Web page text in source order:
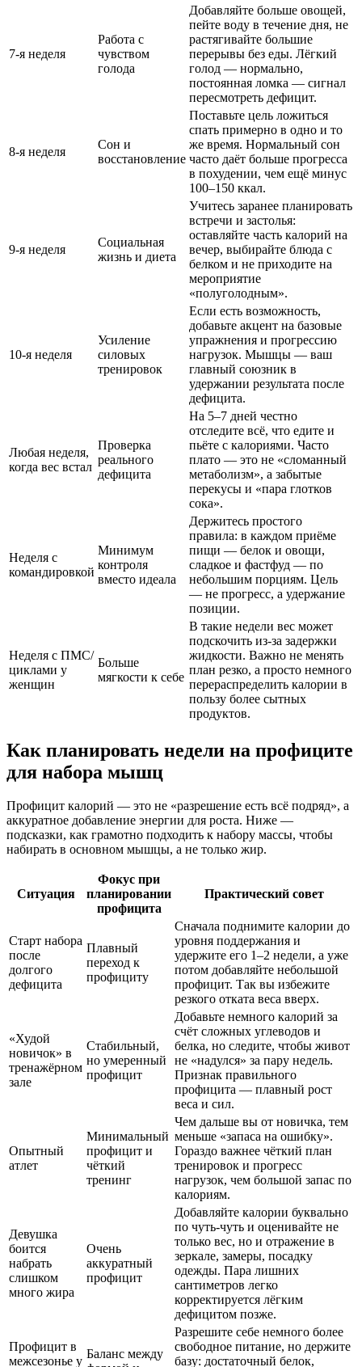
7-я неделя
Работа с
чувством
голода
Добавляйте больше овощей,
пейте воду в течение дня, не
растягивайте большие
перерывы без еды. Лёгкий
голод — нормально,
постоянная ломка — сигнал
пересмотреть дефицит.
8-я неделя
Сон и
восстановление
Поставьте цель ложиться
спать примерно в одно и то
же время. Нормальный сон
часто даёт больше прогресса
в похудении, чем ещё минус
100–150 ккал.
9-я неделя
Социальная
жизнь и диета
Учитесь заранее планировать
встречи и застолья:
оставляйте часть калорий на
вечер, выбирайте блюда с
белком и не приходите на
мероприятие
«полуголодным».
10-я неделя
Усиление
силовых
тренировок
Если есть возможность,
добавьте акцент на базовые
упражнения и прогрессию
нагрузок. Мышцы — ваш
главный союзник в
удержании результата после
дефицита.
Любая неделя,
когда вес встал
Проверка
реального
дефицита
На 5–7 дней честно
отследите всё, что едите и
пьёте с калориями. Часто
плато — это не «сломанный
метаболизм», а забытые
перекусы и «пара глотков
сока».
Неделя с
командировкой
Минимум
контроля
вместо идеала
Держитесь простого
правила: в каждом приёме
пищи — белок и овощи,
сладкое и фастфуд — по
небольшим порциям. Цель
— не прогресс, а удержание
позиции.
Неделя с ПМС/
циклами у
женщин
Больше
мягкости к себе
В такие недели вес может
подскочить из-за задержки
жидкости. Важно не менять
план резко, а просто немного
перераспределить калории в
пользу более сытных
продуктов.
Как планировать недели на профиците
для набора мышц
Профицит калорий — это не «разрешение есть всё подряд», а
аккуратное добавление энергии для роста. Ниже —
подсказки, как грамотно подходить к набору массы, чтобы
набирать в основном мышцы, а не только жир.
Ситуация
Фокус при
планировании
профицита
Практический совет
Старт набора
после
долгого
дефицита
Плавный
переход к
профициту
Сначала поднимите калории до
уровня поддержания и
удержите его 1–2 недели, а уже
потом добавляйте небольшой
профицит. Так вы избежите
резкого отката веса вверх.
«Худой
новичок» в
тренажёрном
зале
Стабильный,
но умеренный
профицит
Добавьте немного калорий за
счёт сложных углеводов и
белка, но следите, чтобы живот
не «надулся» за пару недель.
Признак правильного
профицита — плавный рост
веса и сил.
Опытный
атлет
Минимальный
профицит и
чёткий
тренинг
Чем дальше вы от новичка, тем
меньше «запаса на ошибку».
Гораздо важнее чёткий план
тренировок и прогресс
нагрузок, чем большой запас по
калориям.
Девушка
боится
набрать
слишком
много жира
Очень
аккуратный
профицит
Добавляйте калории буквально
по чуть-чуть и оценивайте не
только вес, но и отражение в
зеркале, замеры, посадку
одежды. Пара лишних
сантиметров легко
корректируется лёгким
дефицитом позже.
Профицит в
межсезонье у
Баланс между
Разрешите себе немного более
свободное питание, но держите
базу: достаточный белок,